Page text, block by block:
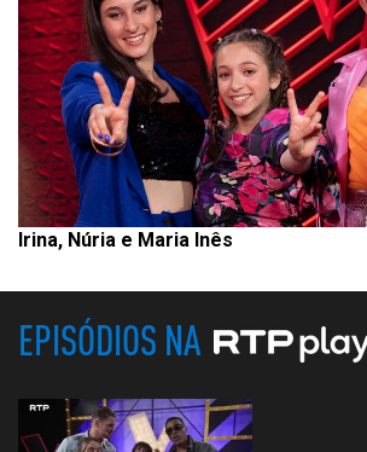
Irina, Núria e Maria Inês
EPISÓDIOS NA